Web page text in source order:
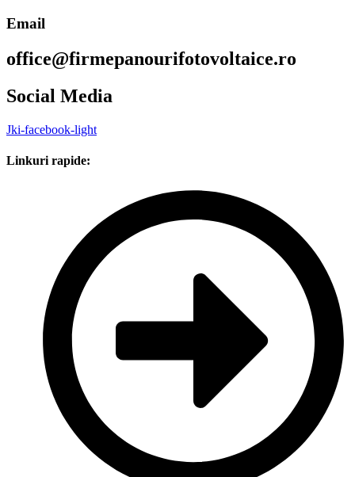
Email
office@firmepanourifotovoltaice.ro
Social Media
Jki-facebook-light
Linkuri rapide: